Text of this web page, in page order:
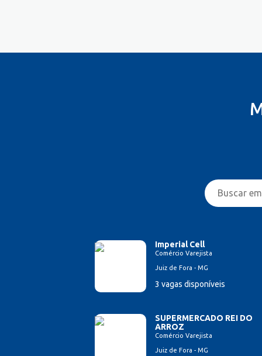
Engenharia Mecânica
Entregador/Motoboy
Esteticista
Ferramenteiro
Financeiro/Auxiliar Financeiro
Imperial Cell
Comércio Varejista
Juiz de Fora - MG
3 vagas disponíveis
SUPERMERCADO REI DO
ARROZ
Comércio Varejista
Juiz de Fora - MG